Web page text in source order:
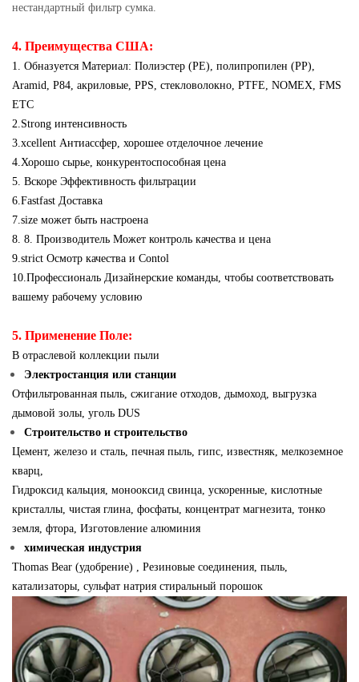
нестандартный фильтр сумка.
4. Преимущества США:
1. Обназуется Материал: Полиэстер (PE), полипропилен (PP),
Aramid, P84, акриловые, PPS, стекловолокно, PTFE, NOMEX, FMS
ETC
2.Strong интенсивность
3.xcellent Антиассфер, хорошее отделочное лечение
4.Хорошо сырье, конкурентоспособная цена
5. Вскоре Эффективность фильтрации
6.Fastfast Доставка
7.size может быть настроена
8. 8. Производитель Может контроль качества и цена
9.strict Осмотр качества и Contol
10.Профессиональ Дизайнерские команды, чтобы соответствовать
вашему рабочему условию
5. Применение Поле:
В отраслевой коллекции пыли
Электростанция или станции
Отфильтрованная пыль, сжигание отходов, дымоход, выгрузка
дымовой золы, уголь DUS
Строительство и строительство
Цемент, железо и сталь, печная пыль, гипс, известняк, мелкоземное
кварц,
Гидроксид кальция, монооксид свинца, ускоренные, кислотные
кристаллы, чистая глина, фосфаты, концентрат магнезита, тонко
земля, фтора, Изготовление алюминия
химическая индустрия
Thomas Bear (удобрение) , Резиновые соединения, пыль,
катализаторы, сульфат натрия стиральный порошок